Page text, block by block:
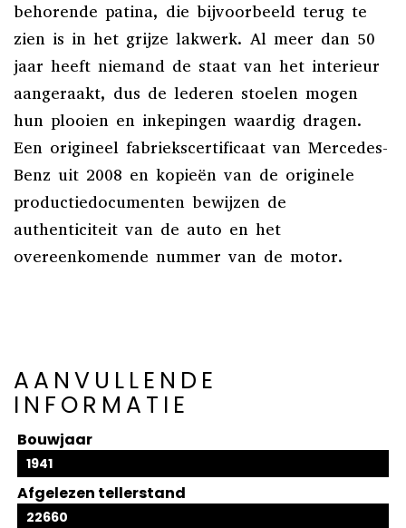
behorende patina, die bijvoorbeeld terug te
zien is in het grijze lakwerk. Al meer dan 50
jaar heeft niemand de staat van het interieur
aangeraakt, dus de lederen stoelen mogen
hun plooien en inkepingen waardig dragen.
Een origineel fabriekscertificaat van Mercedes-
Benz uit 2008 en kopieën van de originele
productiedocumenten bewijzen de
authenticiteit van de auto en het
overeenkomende nummer van de motor.
AANVULLENDE
INFORMATIE
Bouwjaar
1941
Afgelezen tellerstand
22660